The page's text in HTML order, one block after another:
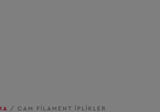
/ CAM FILAMENT IPLIKLER